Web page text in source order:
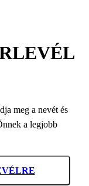
meg a nevét és
a legjobb